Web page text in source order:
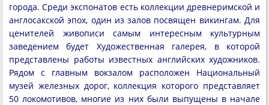
города. Среди экспонатов есть коллекции древнеримской и
англосакской эпох, один из залов посвящен викингам. Для
ценителей живописи самым интересным культурным
заведением будет Художественная галерея, в которой
представлены работы известных английских художников.
Рядом с главным вокзалом расположен Национальный
музей железных дорог, коллекция которого представляет
50 локомотивов, многие из них были выпущены в начале